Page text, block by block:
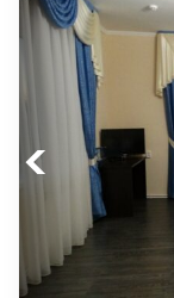
Previous